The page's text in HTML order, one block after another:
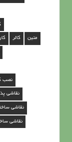
کالر متین‎
نصب
نقاشی
نقاشی
نقاشی